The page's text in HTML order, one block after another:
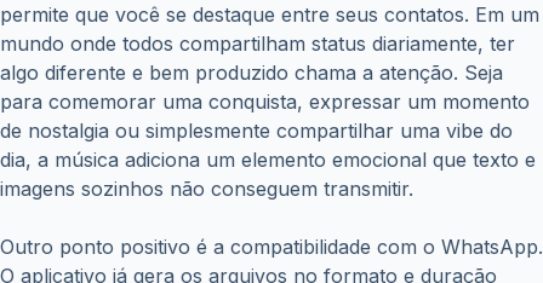
permite que você se destaque entre seus contatos. Em um
mundo onde todos compartilham status diariamente, ter
algo diferente e bem produzido chama a atenção. Seja
para comemorar uma conquista, expressar um momento
de nostalgia ou simplesmente compartilhar uma vibe do
dia, a música adiciona um elemento emocional que texto e
imagens sozinhos não conseguem transmitir.
Outro ponto positivo é a compatibilidade com o WhatsApp.
O aplicativo já gera os arquivos no formato e duração